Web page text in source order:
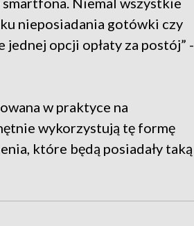
nieposiadania gotówki czy
opcji opłaty za postój” -
w praktyce na
wykorzystują tę formę
które będą posiadały taką